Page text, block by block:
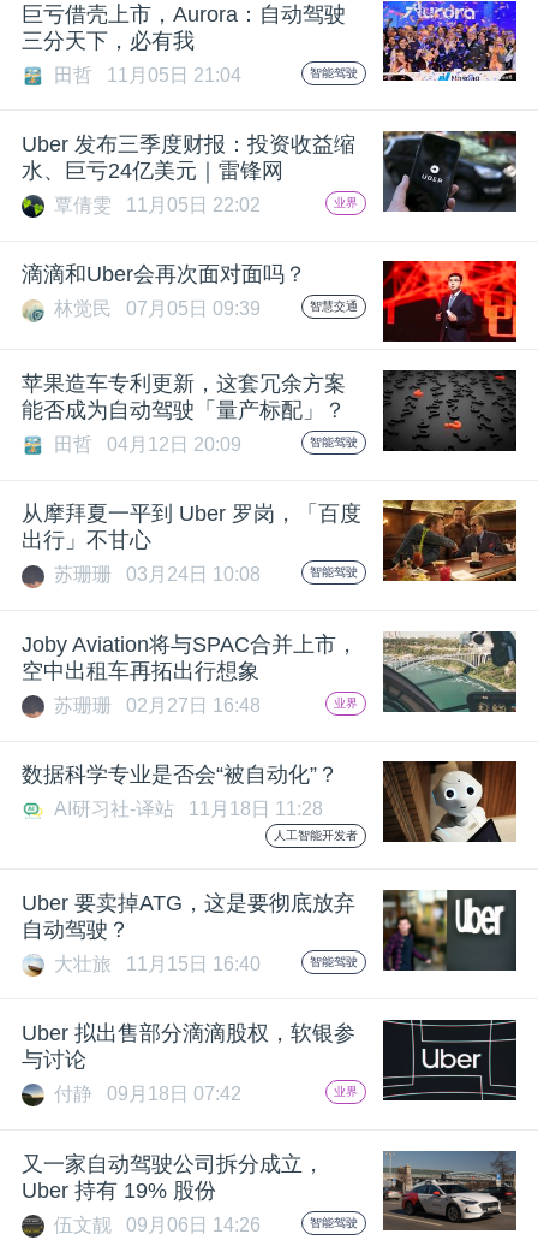
课
动
心
GAIR
专
题
搞
巨亏借壳上市，Aurora：自动驾驶
三分天下，必有我
田哲 11月05日 21:04 智能驾驶
Uber 发布三季度财报：投资收益缩
水、巨亏24亿美元｜雷锋网
覃倩雯 11月05日 22:02 业界
滴滴和Uber会再次面对面吗？
林觉民 07月05日 09:39 智慧交通
苹果造车专利更新，这套冗余方案
能否成为自动驾驶「量产标配」？
田哲 04月12日 20:09 智能驾驶
从摩拜夏一平到 Uber 罗岗，「百度
出行」不甘心
苏珊珊 03月24日 10:08 智能驾驶
Joby Aviation将与SPAC合并上市，
空中出租车再拓出行想象
苏珊珊 02月27日 16:48 业界
数据科学专业是否会“被自动化”？
AI研习社-译站 11月18日 11:28
人工智能开发者
Uber 要卖掉ATG，这是要彻底放弃
自动驾驶？
大壮旅 11月15日 16:40 智能驾驶
Uber 拟出售部分滴滴股权，软银参
与讨论
付静 09月18日 07:42 业界
又一家自动驾驶公司拆分成立，
Uber 持有 19% 股份
伍文靓 09月06日 14:26 智能驾驶